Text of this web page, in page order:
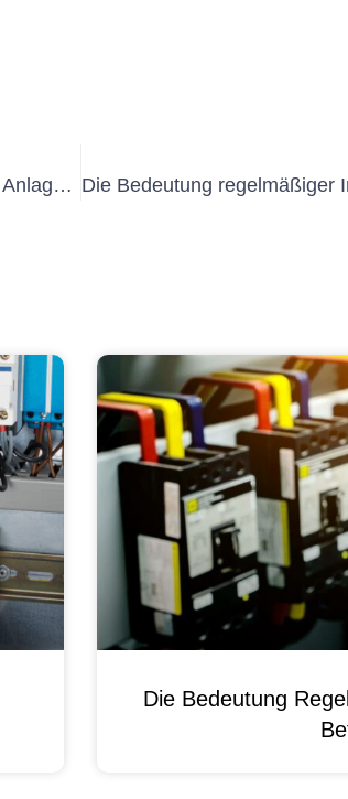
Alles, was Sie über die Prüfung stationärer elektrischer Anlagen wissen müssen
Die Bedeutung